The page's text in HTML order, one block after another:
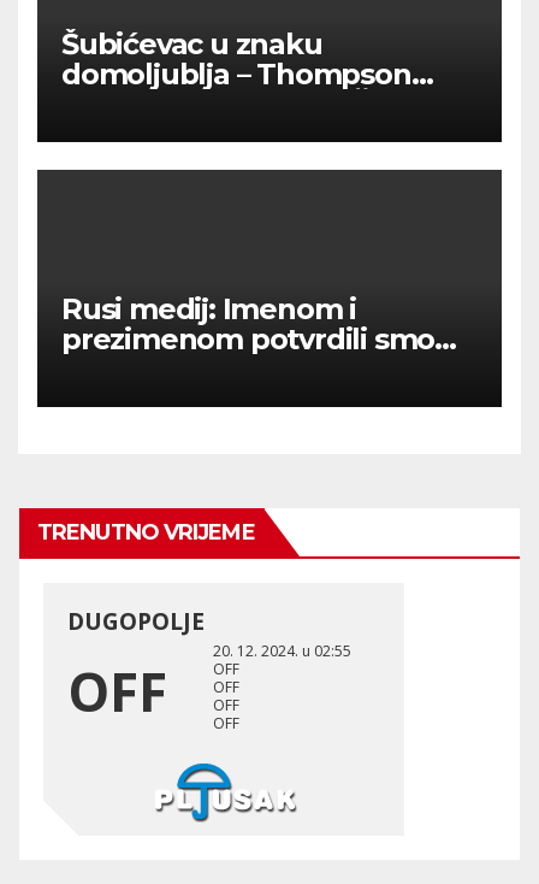
Šubićevac u znaku
domoljublja – Thompson
Rusi medij: Imenom i
prezimenom potvrdili smo
Ukraini.
TRENUTNO VRIJEME